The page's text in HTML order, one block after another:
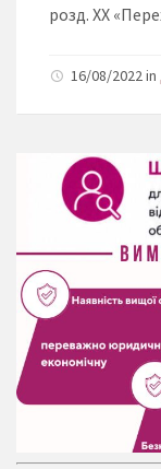
розд. ХХ
16/08/2022 in